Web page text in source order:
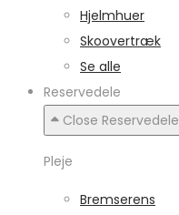
Hjelmhuer
Skoovertræk
Se alle
Reservedele
Close Reservedele
Pleje
Bremserens